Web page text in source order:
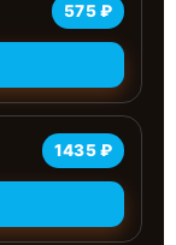
575 ₽
1435 ₽